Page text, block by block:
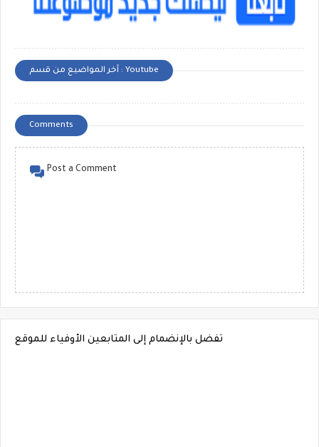
أخر المواضيع من قسم : Youtube
Comments
Post a Comment
تفضل بالإنضمام إلى المتابعين الأوفياء للموقع